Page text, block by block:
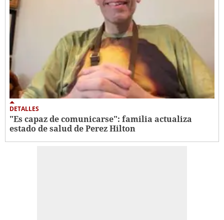
DETALLES
"Es capaz de comunicarse": familia actualiza
estado de salud de Perez Hilton